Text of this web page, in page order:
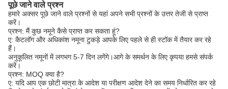
पूछे जाने वाले प्रश्न
हमारे अक्सर पूछे जाने वाले प्रश्नों से यहां अपने सभी प्रश्नों के उत्तर तेजी से प्राप्त
करें।
प्रश्न: मैं कुछ नमूने कैसे प्राप्त कर सकता हूं?
ए: कैटलॉग और अधिकांश नमूना टुकड़े आपके लिए पहले से ही स्टॉक में तैयार कर रहे
हैं।
अनुकूलित नमूनों में लगभग 5-7 दिन लगेंगे।आगे के समर्थन के लिए कृपया हमसे संपर्क
करें।
प्रश्न: MOQ क्या है?
ए: यदि आप एक छोटी मात्रा के आदेश या परीक्षण आदेश देने का समय निर्धारित कर रहे